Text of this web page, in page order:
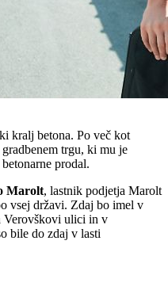
kralj betona. Po več kot
trgu, ki mu je
prodal.
Marolt, lastnik podjetja Marolt
vsej državi. Zdaj bo imel v
Verovškovi ulici in v
bile do zdaj v lasti